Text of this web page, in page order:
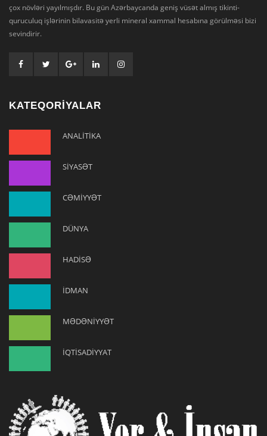
çox növləri yayılmışdır. Bu gün Azərbaycanda geniş vüsət almış tikinti-
quruculuq işlərinin bilavasitə yerli mineral xammal hesabına görülməsi bizi
sevindirir.
KATEQORİYALAR
ANALİTİKA
SİYASƏT
CƏMİYYƏT
DÜNYA
HADİSƏ
İDMAN
MƏDƏNİYYƏT
İQTİSADİYYAT